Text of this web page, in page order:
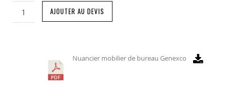
AJOUTER AU DEVIS
Nuancier mobilier de bureau Genexco